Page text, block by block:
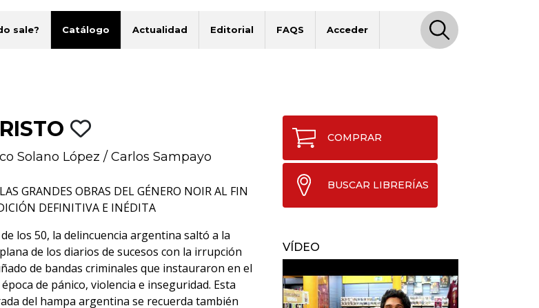
sale? Catálogo Actualidad Editorial FAQS Acceder
Solano López / Carlos Sampayo
GRANDES OBRAS DEL GÉNERO NOIR AL FIN
DEFINITIVA E INÉDITA
los 50, la delincuencia argentina saltó a la
de los diarios de sucesos con la irrupción
de bandas criminales que instauraron en el
de pánico, violencia e inseguridad. Esta
del hampa argentina se recuerda también
COMPRAR
BUSCAR LIBRERÍAS
VÍDEO